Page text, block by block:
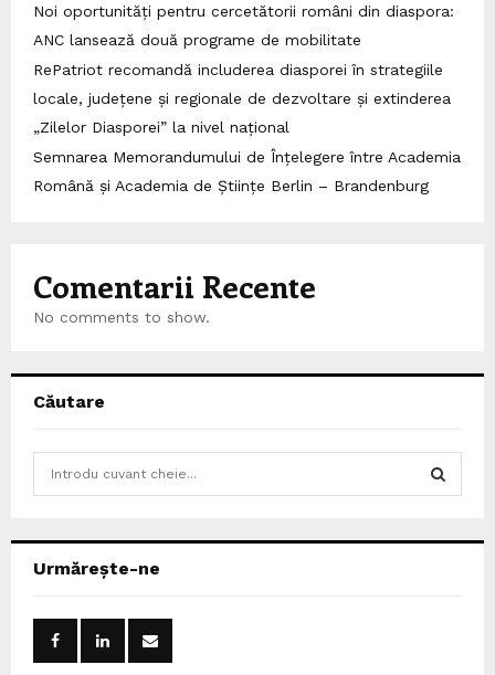
Noi oportunități pentru cercetătorii români din diaspora:
ANC lansează două programe de mobilitate
RePatriot recomandă includerea diasporei în strategiile
locale, județene și regionale de dezvoltare și extinderea
„Zilelor Diasporei” la nivel național
Semnarea Memorandumului de Înțelegere între Academia
Română și Academia de Științe Berlin – Brandenburg
Comentarii Recente
No comments to show.
Căutare
h
Urmărește-ne